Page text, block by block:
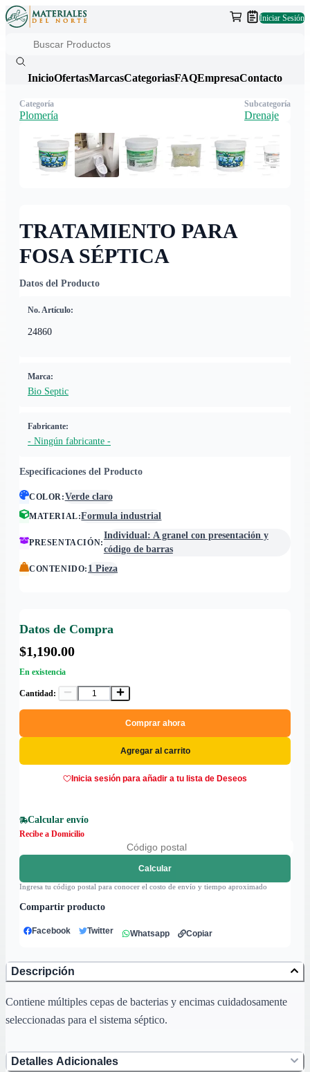
Iniciar Sesión
InicioOfertasMarcasCategoriasFAQEmpresaContacto
TRATAMIENTO PARA
FOSA SÉPTICA
Datos del Producto
No. Artículo:
24860
Marca:
Bio Septic
Fabricante:
- Ningún fabricante -
Especificaciones del Producto
COLOR:Verde claro
MATERIAL:Formula industrial
PRESENTACIÓN:
Individual: A granel con presentación y
código de barras
CONTENIDO: 1 Pieza
Datos de Compra
$1,190.00
En existencia
Cantidad:
Comprar ahora
Agregar al carrito
Inicia sesión para añadir a tu lista de Deseos
Calcular envío
Recibe a Domicilio
Calcular
Ingresa tu código postal para conocer el costo de envío y tiempo aproximado
Compartir producto
Facebook Twitter Whatsapp Copiar
Categoría
Plomería
Subcategoría
Drenaje
Descripción
Contiene múltiples cepas de bacterias y encimas cuidadosamente
seleccionadas para el sistema séptico.
Detalles Adicionales